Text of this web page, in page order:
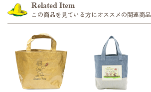
Related Item
この商品を見ている方にオススメの関連商品